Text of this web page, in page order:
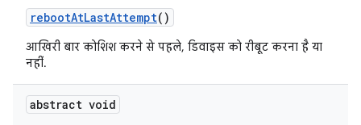
rebootAtLastAttempt()
आखिरी बार कोशिश करने से पहले, डिवाइस को रीबूट करना है या
नहीं.
abstract void